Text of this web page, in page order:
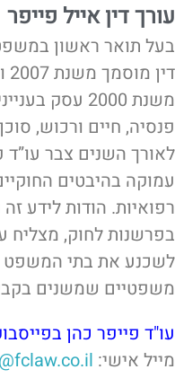
עורך דין אייל פייפר
משנת 2000
לאורך השנים צבר עו”ד
עמוקה בהיבטים
רפואיות. הודות לידע
בפרשנות לחוק, מצליח
לשכנע את בתי המשפט
משפטיים שמשנים
עו"ד פייפר כהן
מייל אישי: